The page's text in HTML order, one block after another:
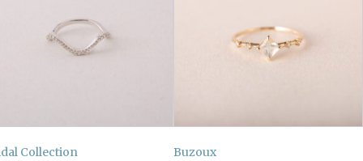
Collection Buzoux